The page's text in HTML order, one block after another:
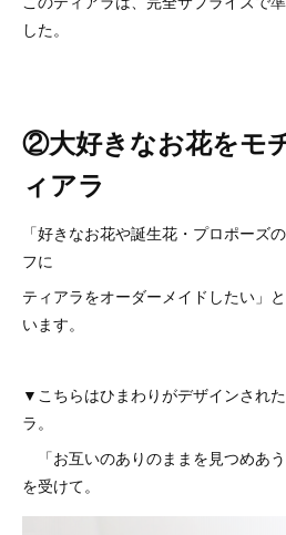
した。
②大好きなお花をモ
ィアラ
「好きなお花や誕生花・プロポーズ
フに
ティアラをオーダーメイドしたい」
います。
▼こちらはひまわりがデザインされ
ラ。
「お互いのありのままを見つめあ
を受けて。